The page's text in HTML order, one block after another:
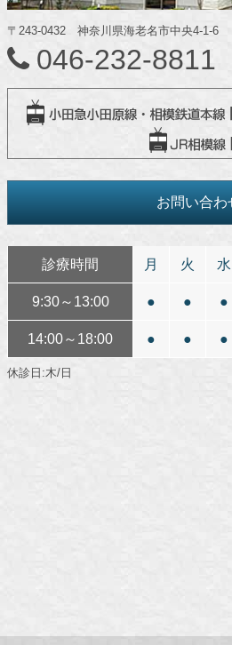
〒243-0432 神奈川県海老名市中央4-1-6
046-232-8811
お問い合わ
診療時間 月 火 水
9:30～13:00 ● ● ●
14:00～18:00 ● ● ●
休診日:木/日